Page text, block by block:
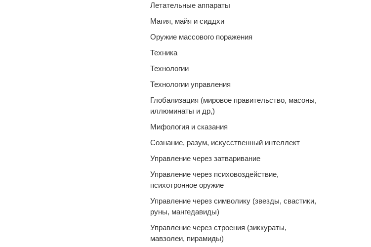
Летательные аппараты
Магия, майя и сиддхи
Оружие массового поражения
Техника
Технологии
Технологии управления
Глобализация (мировое правительство, масоны,
иллюминаты и др,)
Мифология и сказания
Сознание, разум, искусственный интеллект
Управление через затваривание
Управление через психовоздействие,
психотронное оружие
Управление через символику (звезды, свастики,
руны, мангедавиды)
Управление через строения (зиккураты,
мавзолеи, пирамиды)